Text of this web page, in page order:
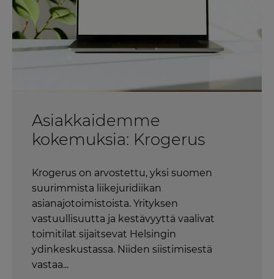
Asiakkaidemme
kokemuksia: Krogerus
Krogerus on arvostettu, yksi suomen
suurimmista liikejuridiikan
asianajotoimistoista. Yrityksen
vastuullisuutta ja kestävyyttä vaalivat
toimitilat sijaitsevat Helsingin
ydinkeskustassa. Niiden siistimisestä
vastaa...